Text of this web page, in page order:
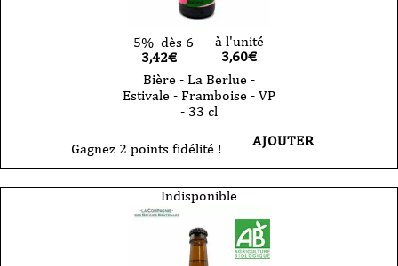
-5% dès 6
3,42€
à l'unité
3,60€
Bière - La Berlue -
Estivale - Framboise - VP
- 33 cl
Gagnez 2 points fidélité ! AJOUTER
Indisponible